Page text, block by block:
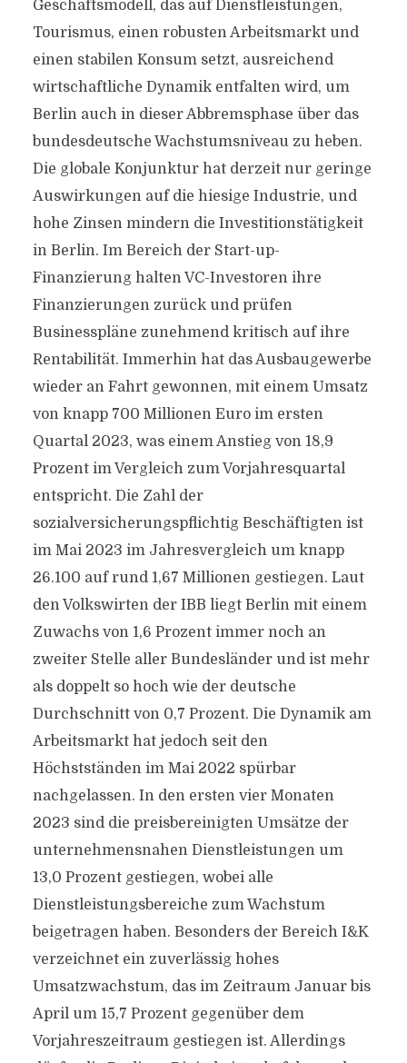
Geschäftsmodell, das auf Dienstleistungen,
Tourismus, einen robusten Arbeitsmarkt und
einen stabilen Konsum setzt, ausreichend
wirtschaftliche Dynamik entfalten wird, um
Berlin auch in dieser Abbremsphase über das
bundesdeutsche Wachstumsniveau zu heben.
Die globale Konjunktur hat derzeit nur geringe
Auswirkungen auf die hiesige Industrie, und
hohe Zinsen mindern die Investitionstätigkeit
in Berlin. Im Bereich der Start-up-
Finanzierung halten VC-Investoren ihre
Finanzierungen zurück und prüfen
Businesspläne zunehmend kritisch auf ihre
Rentabilität. Immerhin hat das Ausbaugewerbe
wieder an Fahrt gewonnen, mit einem Umsatz
von knapp 700 Millionen Euro im ersten
Quartal 2023, was einem Anstieg von 18,9
Prozent im Vergleich zum Vorjahresquartal
entspricht. Die Zahl der
sozialversicherungspflichtig Beschäftigten ist
im Mai 2023 im Jahresvergleich um knapp
26.100 auf rund 1,67 Millionen gestiegen. Laut
den Volkswirten der IBB liegt Berlin mit einem
Zuwachs von 1,6 Prozent immer noch an
zweiter Stelle aller Bundesländer und ist mehr
als doppelt so hoch wie der deutsche
Durchschnitt von 0,7 Prozent. Die Dynamik am
Arbeitsmarkt hat jedoch seit den
Höchstständen im Mai 2022 spürbar
nachgelassen. In den ersten vier Monaten
2023 sind die preisbereinigten Umsätze der
unternehmensnahen Dienstleistungen um
13,0 Prozent gestiegen, wobei alle
Dienstleistungsbereiche zum Wachstum
beigetragen haben. Besonders der Bereich I&K
verzeichnet ein zuverlässig hohes
Umsatzwachstum, das im Zeitraum Januar bis
April um 15,7 Prozent gegenüber dem
Vorjahreszeitraum gestiegen ist. Allerdings